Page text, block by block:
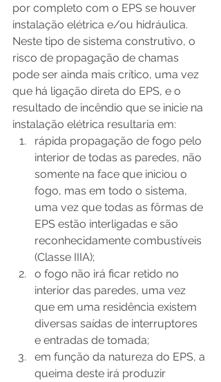
por completo com o EPS se houver
instalação elétrica e/ou hidráulica.
Neste tipo de sistema construtivo, o
risco de propagação de chamas
pode ser ainda mais crítico, uma vez
que há ligação direta do EPS, e o
resultado de incêndio que se inicie na
instalação elétrica resultaria em:
rápida propagação de fogo pelo
interior de todas as paredes, não
somente na face que iniciou o
fogo, mas em todo o sistema,
uma vez que todas as fôrmas de
EPS estão interligadas e são
reconhecidamente combustíveis
(Classe IIIA);
o fogo não irá ficar retido no
interior das paredes, uma vez
que em uma residência existem
diversas saídas de interruptores
e entradas de tomada;
em função da natureza do EPS, a
queima deste irá produzir